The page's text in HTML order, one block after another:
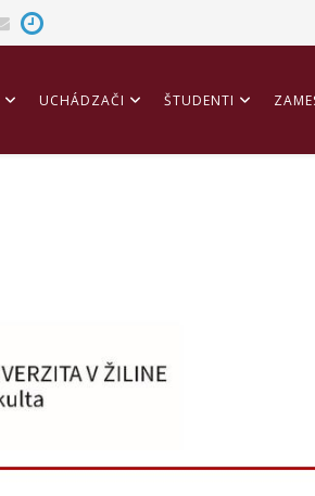
UCHÁDZAČI ŠTUDENTI